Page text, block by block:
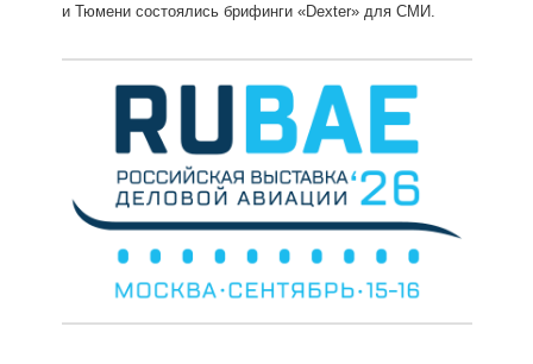
и Тюмени состоялись брифинги «Dexter» для СМИ.